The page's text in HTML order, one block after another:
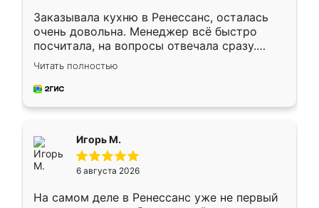
Заказывала кухню в Ренессанс, осталась
очень довольна. Менеджер всё быстро
посчитала, на вопросы отвечала сразу.
Замерщик приехал в субботу, подошёл к
делу со всей ответственностью. Собрали
за день, ребята работали аккуратно, даже
Читать полностью
Игорь М.
6 августа 2026
На самом деле в Ренессанс уже не первый